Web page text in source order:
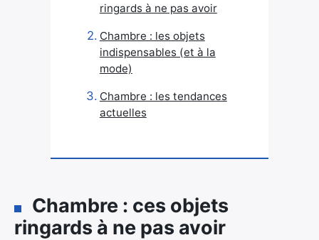
ringards à ne pas avoir
Chambre : les objets
indispensables (et à la
mode)
Chambre : les tendances
actuelles
Chambre : ces objets
ringards à ne pas avoir